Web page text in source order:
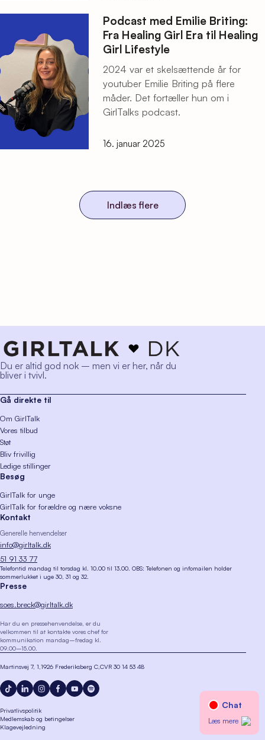
Podcast med Emilie Briting:
Fra Healing Girl Era til Healing
Girl Lifestyle
2024 var et skelsættende år for
youtuber Emilie Briting på flere
måder. Det fortæller hun om i
GirlTalks podcast.
16. januar 2025
Indlæs flere
Du er altid god nok – men vi er her, når du
bliver i tvivl.
Gå direkte til
Om GirlTalk
Vores tilbud
Støt
Bliv frivillig
Ledige stillinger
Besøg
GirlTalk for unge
GirlTalk for forældre og nære voksne
Kontakt
Generelle henvendelser
info@girltalk.dk
51 91 33 77
Telefontid mandag til torsdag kl. 10.00 til 13.00. OBS: Telefonen og infomailen holder
sommerlukket i uge 30, 31 og 32.
Presse
soes.breck@girltalk.dk
Har du en pressehenvendelse, er du
velkommen til at kontakte vores chef for
kommunikation mandag–fredag kl.
09.00–15.00.
Martinsvej 7, 1 1926 Frederiksberg C CVR 30 14 53 48
Privatlivspolitik
Medlemskab og betingelser
Klagevejledning